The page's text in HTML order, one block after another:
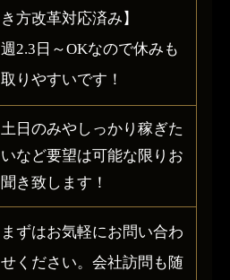
き方改革対応済み】
週2.3日～OKなので休みも
取りやすいです！
土日のみやしっかり稼ぎた
いなど要望は可能な限りお
聞き致します！
まずはお気軽にお問い合わ
せください。会社訪問も随